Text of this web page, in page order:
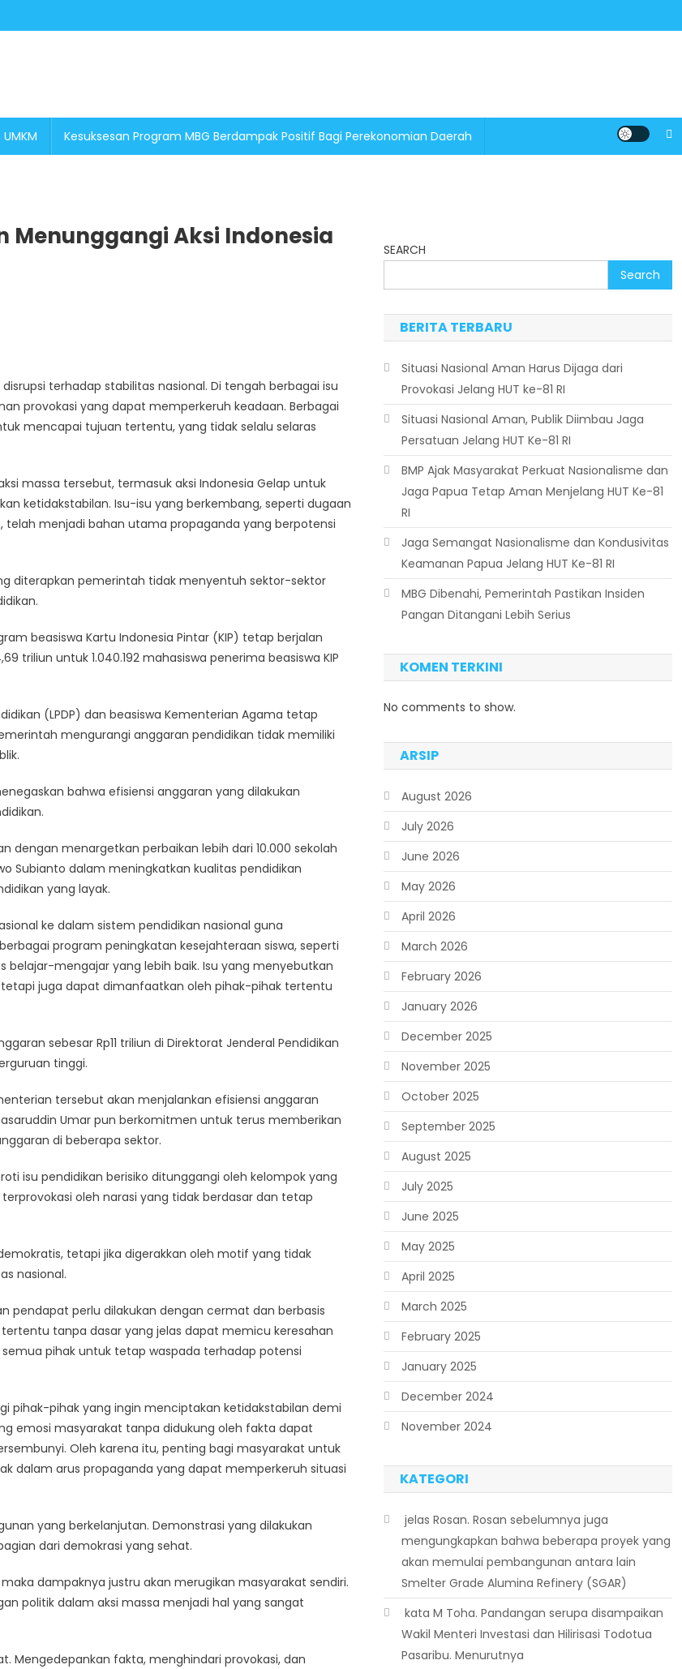
Kesuksesan Program MBG Berdampak Positif Bagi Perekonomian Daerah
Menunggangi Aksi Indonesia
terhadap stabilitas nasional. Di tengah berbagai isu
provokasi yang dapat memperkeruh keadaan. Berbagai
mencapai tujuan tertentu, yang tidak selalu selaras
massa tersebut, termasuk aksi Indonesia Gelap untuk
ketidakstabilan. Isu-isu yang berkembang, seperti dugaan
menjadi bahan utama propaganda yang berpotensi
diterapkan pemerintah tidak menyentuh sektor-sektor
beasiswa Kartu Indonesia Pintar (KIP) tetap berjalan
triliun untuk 1.040.192 mahasiswa penerima beasiswa KIP
(LPDP) dan beasiswa Kementerian Agama tetap
mengurangi anggaran pendidikan tidak memiliki
bahwa efisiensi anggaran yang dilakukan
menargetkan perbaikan lebih dari 10.000 sekolah
Subianto dalam meningkatkan kualitas pendidikan
yang layak.
ke dalam sistem pendidikan nasional guna
program peningkatan kesejahteraan siswa, seperti
mengajar yang lebih baik. Isu yang menyebutkan
juga dapat dimanfaatkan oleh pihak-pihak tertentu
sebesar Rp11 triliun di Direktorat Jenderal Pendidikan
tinggi.
tersebut akan menjalankan efisiensi anggaran
Umar pun berkomitmen untuk terus memberikan
di beberapa sektor.
isu pendidikan berisiko ditunggangi oleh kelompok yang
oleh narasi yang tidak berdasar dan tetap
tetapi jika digerakkan oleh motif yang tidak
nasional.
pendapat perlu dilakukan dengan cermat dan berbasis
tanpa dasar yang jelas dapat memicu keresahan
pihak untuk tetap waspada terhadap potensi
pihak-pihak yang ingin menciptakan ketidakstabilan demi
emosi masyarakat tanpa didukung oleh fakta dapat
Oleh karena itu, penting bagi masyarakat untuk
dalam arus propaganda yang dapat memperkeruh situasi
yang berkelanjutan. Demonstrasi yang dilakukan
dari demokrasi yang sehat.
dampaknya justru akan merugikan masyarakat sendiri.
politik dalam aksi massa menjadi hal yang sangat
Mengedepankan fakta, menghindari provokasi, dan
SEARCH
Search
BERITA TERBARU
Situasi Nasional Aman Harus Dijaga dari
Provokasi Jelang HUT ke-81 RI
Situasi Nasional Aman, Publik Diimbau Jaga
Persatuan Jelang HUT Ke-81 RI
BMP Ajak Masyarakat Perkuat Nasionalisme dan
Jaga Papua Tetap Aman Menjelang HUT Ke-81
RI
Jaga Semangat Nasionalisme dan Kondusivitas
Keamanan Papua Jelang HUT Ke-81 RI
MBG Dibenahi, Pemerintah Pastikan Insiden
Pangan Ditangani Lebih Serius
KOMEN TERKINI
No comments to show.
ARSIP
August 2026
July 2026
June 2026
May 2026
April 2026
March 2026
February 2026
January 2026
December 2025
November 2025
October 2025
September 2025
August 2025
July 2025
June 2025
May 2025
April 2025
March 2025
February 2025
January 2025
December 2024
November 2024
KATEGORI
 jelas Rosan. Rosan sebelumnya juga
mengungkapkan bahwa beberapa proyek yang
akan memulai pembangunan antara lain
Smelter Grade Alumina Refinery (SGAR)
 kata M Toha. Pandangan serupa disampaikan
Wakil Menteri Investasi dan Hilirisasi Todotua
Pasaribu. Menurutnya